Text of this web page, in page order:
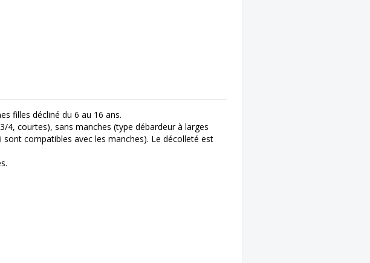
filles décliné du 6 au 16 ans.
4, courtes), sans manches (type débardeur à larges
compatibles avec les manches). Le décolleté est